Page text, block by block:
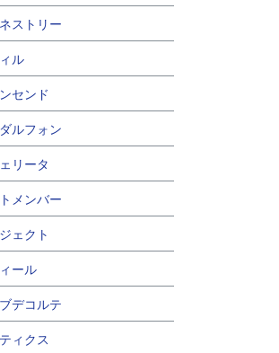
ストリー
ル
センド
ルフォン
リータ
メンバー
ェクト
ール
デコルテ
ィクス